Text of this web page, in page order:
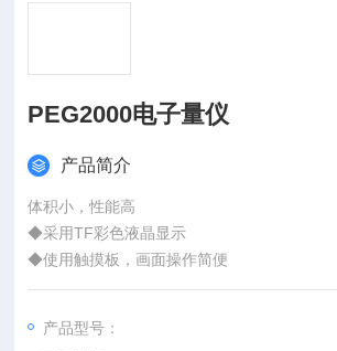
PEG2000电子量仪
产品简介
体积小，性能高
◆采用TF彩色液晶显示
◆使用触摸板，画面操作简便
◆可进行程序设定，简单方便
产品型号：